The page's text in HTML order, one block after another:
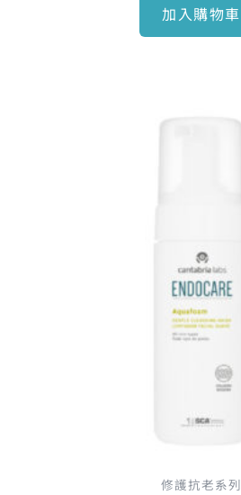
加入購物車
修護抗老系列